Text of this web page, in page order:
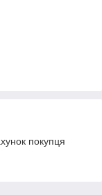
покупця